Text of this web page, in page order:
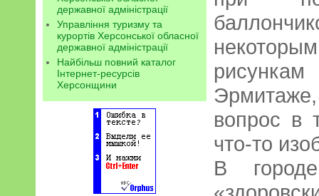
державної адміністрації
Управління туризму та
курортів Херсонської обласної
державної адміністрації
Найбільш повний каталог
Інтернет-ресурсів
Херсонщини
рисункам
вопрос в
что-то
В